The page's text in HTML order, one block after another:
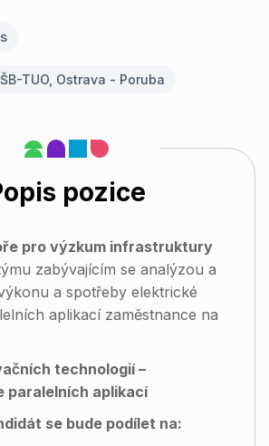
TUO, Ostrava - Poruba
pozice
pro výzkum infrastruktury
zabývajícím se analýzou a
a spotřeby elektrické
aplikacízaměstnance na
technologií –
paralelních aplikací
se bude podílet na: